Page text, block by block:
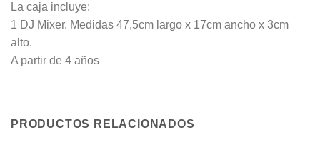
La caja incluye:
1 DJ Mixer. Medidas 47,5cm largo x 17cm ancho x 3cm
alto.
A partir de 4 años
PRODUCTOS RELACIONADOS